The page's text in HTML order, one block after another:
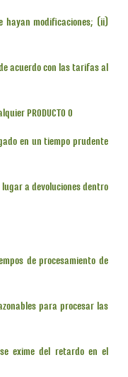
hayan modificaciones; (ii)
acuerdo con las tarifas al
PRODUCTO O
en un tiempo prudente
a devoluciones dentro
de procesamiento de
para procesar las
se exime del retardo en el